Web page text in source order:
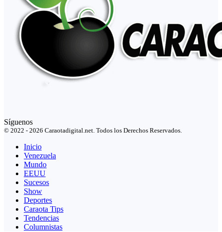
Síguenos
© 2022 - 2026 Caraotadigital.net. Todos los Derechos Reservados.
Inicio
Venezuela
Mundo
EEUU
Sucesos
Show
Deportes
Caraota Tips
Tendencias
Columnistas